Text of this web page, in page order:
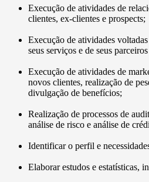
Execução de atividades de
clientes, ex-clientes e prospects;
Execução de atividades
seus serviços e de seus
Execução de atividades de
novos clientes, realização de
divulgação de benefícios;
Realização de processos de
análise de risco e análise de
Identificar o perfil e
Elaborar estudos e estatísticas,